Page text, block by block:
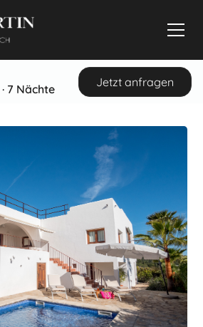
· 7 Nächte
Jetzt anfragen